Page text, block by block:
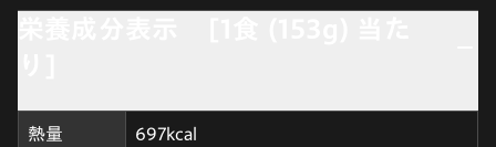
熱量 697kcal